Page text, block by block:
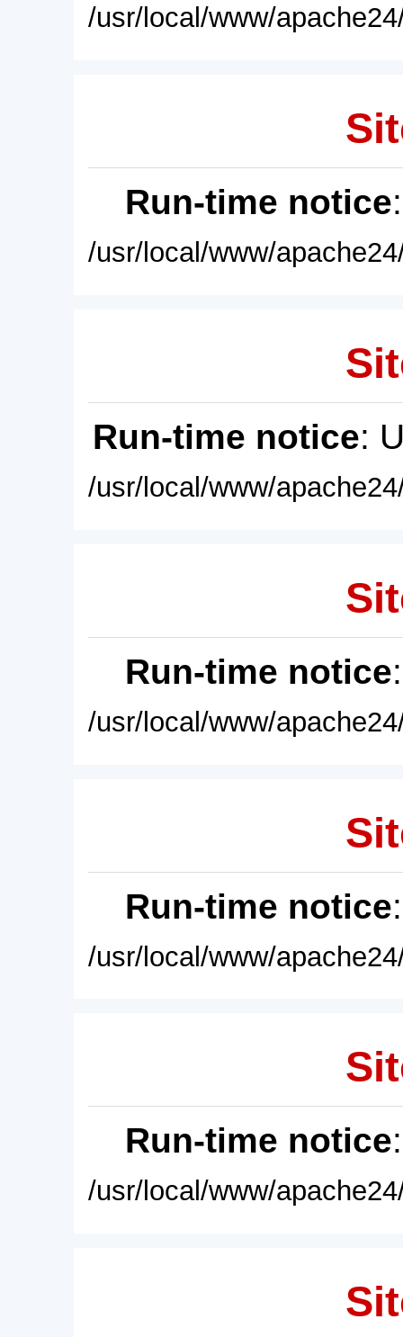
/usr/local/www/
Run-time notice
/usr/local/www/
Run-time notice:
/usr/local/www/
Run-time notice
/usr/local/www/
Run-time notice
/usr/local/www/
Run-time notice
/usr/local/www/